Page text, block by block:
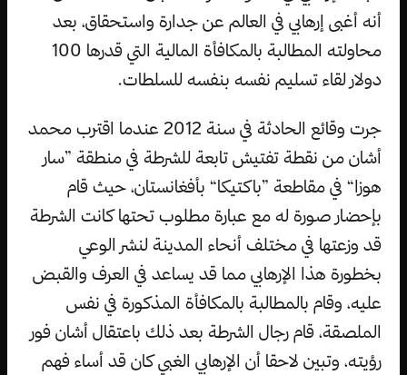
أنه أغبى إرهابي في العالم عن جدارة واستحقاق، بعد
محاولته المطالبة بالمكافأة المالية التي قدرها 100
دولار لقاء تسليم نفسه بنفسه للسلطات.
جرت وقائع الحادثة في سنة 2012 عندما اقترب محمد
أشان من نقطة تفتيش تابعة للشرطة في منطقة ”سار
هوزا“ في مقاطعة ”باكتيكا“ بأفغانستان، حيث قام
بإحضار صورة له مع عبارة مطلوب تحتها كانت الشرطة
قد وزعتها في مختلف أنحاء المدينة لنشر الوعي
بخطورة هذا الإرهابي مما قد يساعد في العرف والقبض
عليه، وقام بالمطالبة بالمكافأة المذكورة في نفس
الملصقة، قام رجال الشرطة بعد ذلك باعتقال أشان فور
رؤيته، وتبين لاحقا أن الإرهابي الغبي كان قد أساء فهم